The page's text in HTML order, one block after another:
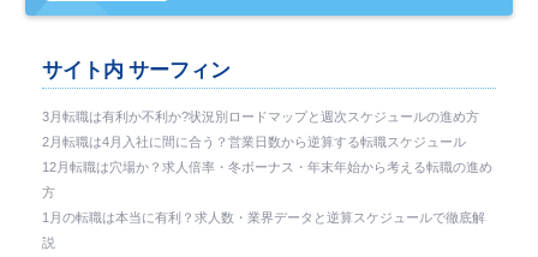
サイト内 サーフィン
3月転職は有利か不利か?状況別ロードマップと週次スケジュールの進め方
2月転職は4月入社に間に合う？営業日数から逆算する転職スケジュール
12月転職は穴場か？求人倍率・冬ボーナス・年末年始から考える転職の進め
方
1月の転職は本当に有利？求人数・業界データと逆算スケジュールで徹底解
説